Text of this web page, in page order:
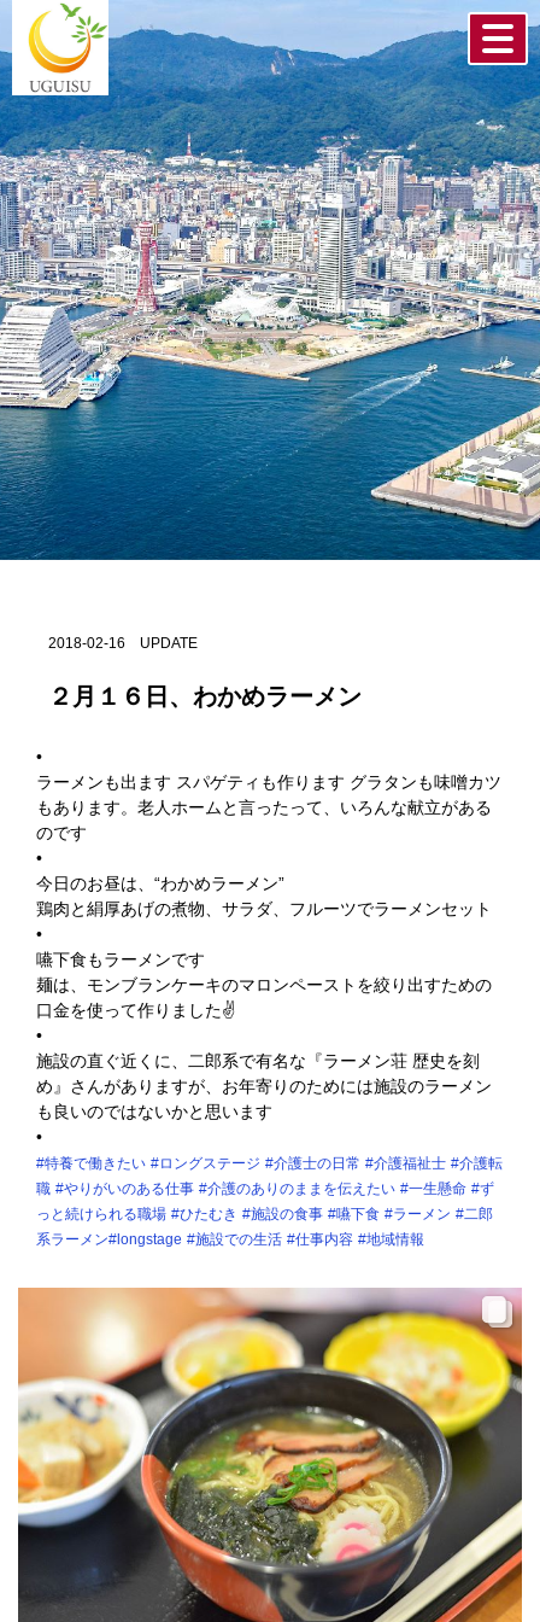
2018-02-16 UPDATE
２月１６日、わかめラーメン
•
ラーメンも出ます スパゲティも作ります グラタンも味噌カツ
もあります。老人ホームと言ったって、いろんな献立がある
のです
•
今日のお昼は、“わかめラーメン”
鶏肉と絹厚あげの煮物、サラダ、フルーツでラーメンセット
•
嚥下食もラーメンです
麺は、モンブランケーキのマロンペーストを絞り出すための
口金を使って作りました✌️
•
施設の直ぐ近くに、二郎系で有名な『ラーメン荘 歴史を刻
め』さんがありますが、お年寄りのためには施設のラーメン
も良いのではないかと思います
•
#特養で働きたい #ロングステージ #介護士の日常 #介護福祉士 #介護転
職 #やりがいのある仕事 #介護のありのままを伝えたい #一生懸命 #ず
っと続けられる職場 #ひたむき #施設の食事 #嚥下食 #ラーメン #二郎
系ラーメン#longstage #施設での生活 #仕事内容 #地域情報